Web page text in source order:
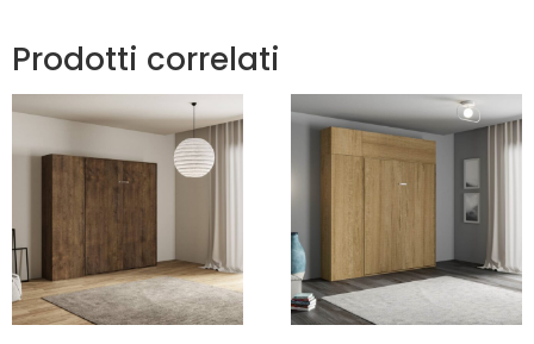
Prodotti correlati